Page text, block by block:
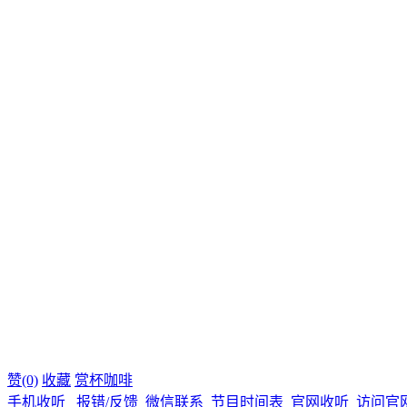
赞(0) 收藏 赏杯咖啡
手机收听
报错/反馈 微信联系 节目时间表 官网收听 访问官